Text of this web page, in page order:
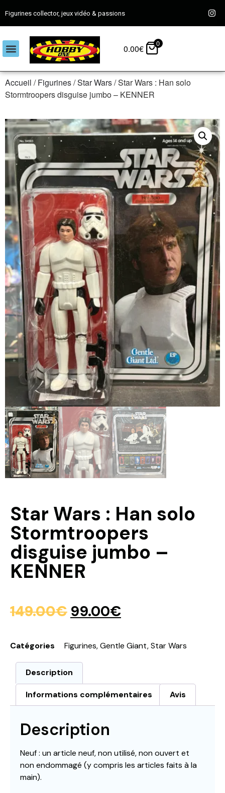
Figurines collector, jeux vidéo & passions
0.00€ 0
Accueil /Figurines/Star Wars/ Star Wars : Han solo
Stormtroopers disguise jumbo – KENNER
Star Wars : Han solo
Stormtroopers
disguise jumbo –
KENNER
149.00€ 99.00€
Catégories Figurines,Gentle Giant,Star Wars
Description
Informations complémentaires Avis
Description
Neuf : un article neuf, non utilisé, non ouvert et
non endommagé (y compris les articles faits à la
main).